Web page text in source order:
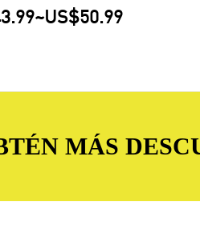
~US$50.99
MÁS